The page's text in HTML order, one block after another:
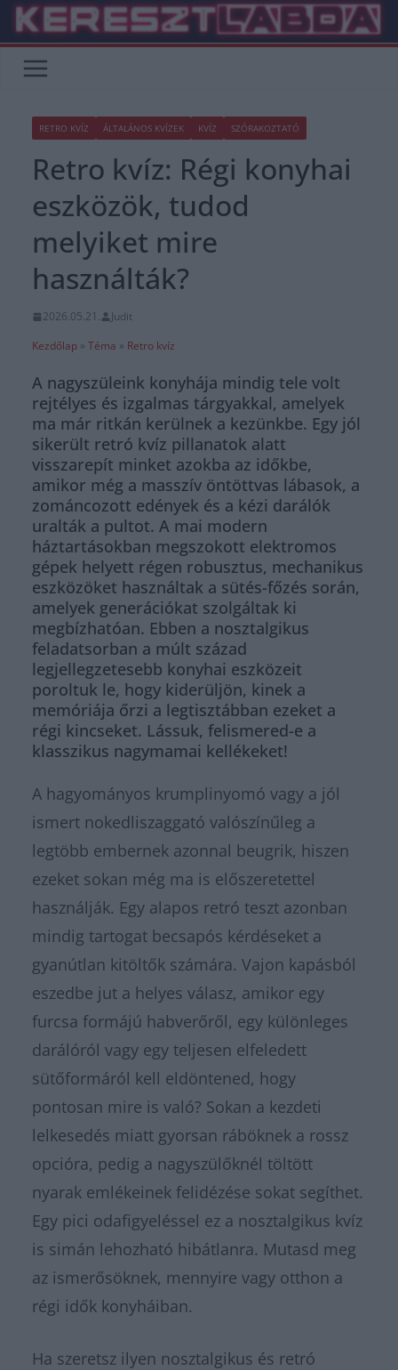
Skip
content
RETRO KVÍZ ÁLTALÁNOS KVÍZEK KVÍZ SZÓRAKOZTATÓ
Retro kvíz: Régi konyhai
eszközök, tudod
melyiket mire
használták?
2026.05.21.
Judit
Kezdőlap » Téma » Retro kvíz
A nagyszüleink konyhája mindig tele volt
rejtélyes és izgalmas tárgyakkal, amelyek
ma már ritkán kerülnek a kezünkbe. Egy jól
sikerült retró kvíz pillanatok alatt
visszarepít minket azokba az időkbe,
amikor még a masszív öntöttvas lábasok, a
zománcozott edények és a kézi darálók
uralták a pultot. A mai modern
háztartásokban megszokott elektromos
gépek helyett régen robusztus, mechanikus
eszközöket használtak a sütés-főzés során,
amelyek generációkat szolgáltak ki
megbízhatóan. Ebben a nosztalgikus
feladatsorban a múlt század
legjellegzetesebb konyhai eszközeit
poroltuk le, hogy kiderüljön, kinek a
memóriája őrzi a legtisztábban ezeket a
régi kincseket. Lássuk, felismered-e a
klasszikus nagymamai kellékeket!
A hagyományos krumplinyomó vagy a jól
ismert nokedliszaggató valószínűleg a
legtöbb embernek azonnal beugrik, hiszen
ezeket sokan még ma is előszeretettel
használják. Egy alapos retró teszt azonban
mindig tartogat becsapós kérdéseket a
gyanútlan kitöltők számára. Vajon kapásból
eszedbe jut a helyes válasz, amikor egy
furcsa formájú habverőről, egy különleges
darálóról vagy egy teljesen elfeledett
sütőformáról kell eldöntened, hogy
pontosan mire is való? Sokan a kezdeti
lelkesedés miatt gyorsan ráböknek a rossz
opcióra, pedig a nagyszülőknél töltött
nyarak emlékeinek felidézése sokat segíthet.
Egy pici odafigyeléssel ez a nosztalgikus kvíz
is simán lehozható hibátlanra. Mutasd meg
az ismerősöknek, mennyire vagy otthon a
régi idők konyháiban.
Ha szeretsz ilyen nosztalgikus és retró